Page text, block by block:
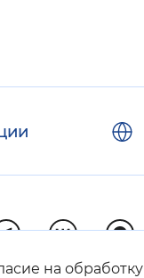
на обработку